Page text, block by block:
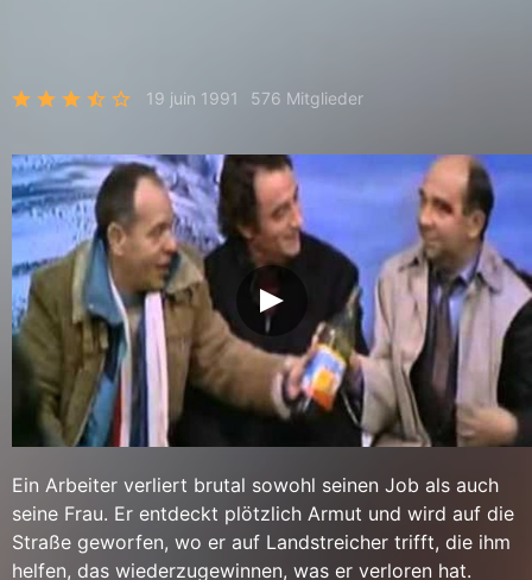
19 juin 1991 576 Mitglieder
Ein Arbeiter verliert brutal sowohl seinen Job als auch
seine Frau. Er entdeckt plötzlich Armut und wird auf die
Straße geworfen, wo er auf Landstreicher trifft, die ihm
helfen, das wiederzugewinnen, was er verloren hat.